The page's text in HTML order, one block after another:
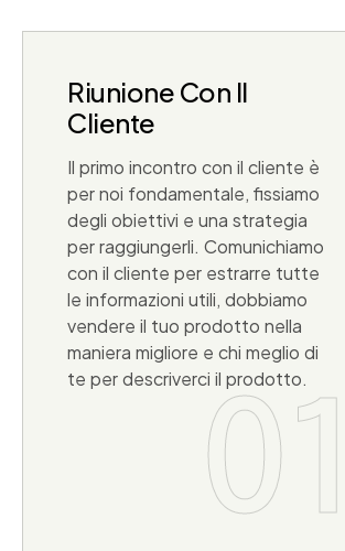
Riunione Con Il
Cliente
Il primo incontro con il cliente è
per noi fondamentale, fissiamo
degli obiettivi e una strategia
per raggiungerli. Comunichiamo
con il cliente per estrarre tutte
le informazioni utili, dobbiamo
vendere il tuo prodotto nella
maniera migliore e chi meglio di
te per descriverci il prodotto.
01